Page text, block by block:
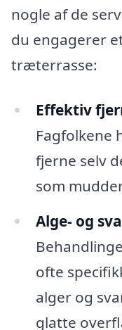
nogle af de
du engagerer
træterrasse:
Effektiv
Fagfolkene
fjerne selv
som
Alge- og
ofte
alger og
glatte